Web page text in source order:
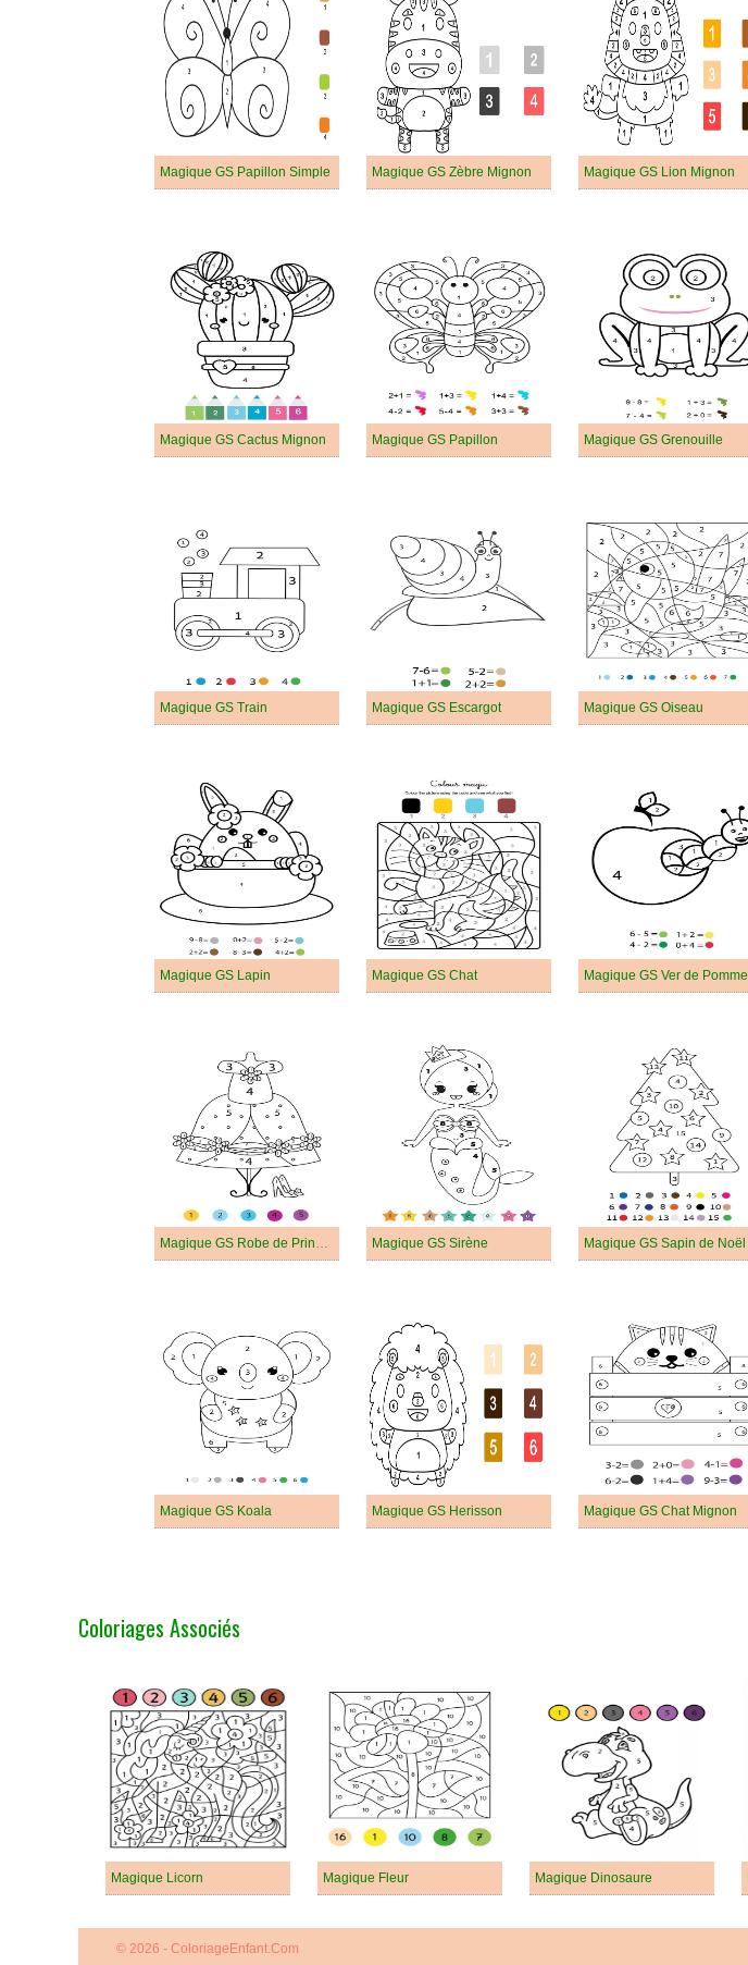
Magique GS Papillon Simple Magique GS Zèbre Mignon Magique GS Lion Mignon
Magique GS Cactus Mignon Magique GS Papillon Magique GS Grenouille
Magique GS Train Magique GS Escargot Magique GS Oiseau
Magique GS Lapin Magique GS Chat Magique GS Ver de Pomme
Magique GS Robe de Princesse Magique GS Sirène Magique GS Sapin de Noël
Magique GS Koala Magique GS Herisson Magique GS Chat Mignon
Coloriages Associés
Magique Licorn Magique Fleur Magique Dinosaure
© 2026 - ColoriageEnfant.Com